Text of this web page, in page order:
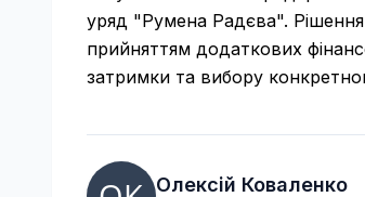
уряд "Румена Радєва".
прийняттям додаткових
затримки та вибору
Олексій Коваленко